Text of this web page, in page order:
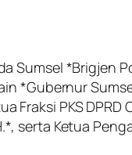
Sumsel *Brigjen
*Gubernur
Fraksi PKS DPRD
serta Ketua